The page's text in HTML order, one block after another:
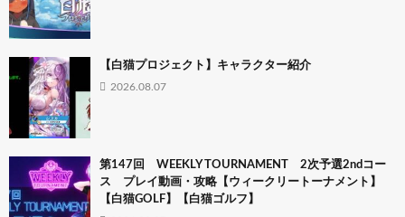
【白猫プロジェクト】キャラクター紹介
2026.08.07
第147回 WEEKLY TOURNAMENT 2次予選2ndコー
ス プレイ動画・攻略【ウィークリートーナメント】
【白猫GOLF】【白猫ゴルフ】